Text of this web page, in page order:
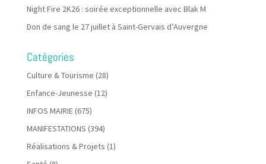
Night Fire 2K26 : soirée exceptionnelle avec Blak M
Don de sang le 27 juillet à Saint-Gervais d’Auvergne
Catégories
Culture & Tourisme (28)
Enfance-Jeunesse (12)
INFOS MAIRIE(675)
MANIFESTATIONS (394)
Réalisations & Projets (1)